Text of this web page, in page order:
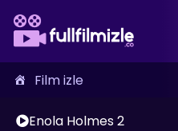
Film izle
Enola Holmes 2